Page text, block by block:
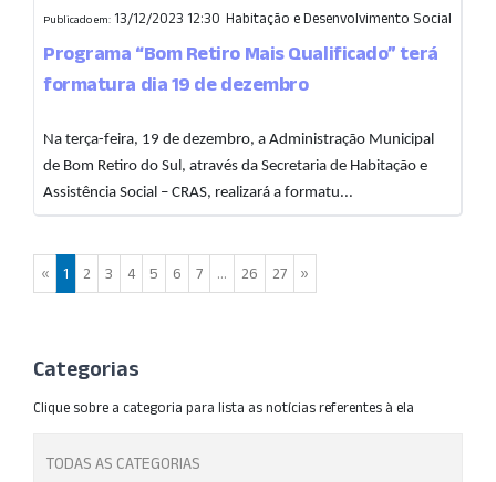
Publicado em: 13/12/2023 12:30 Habitação e Desenvolvimento Social
Programa “Bom Retiro Mais Qualificado” terá
formatura dia 19 de dezembro
Na terça-feira, 19 de dezembro, a Administração Municipal
de Bom Retiro do Sul, através da Secretaria de Habitação e
Assistência Social – CRAS, realizará a formatu...
« 1 2 3 4 5 6 7 ... 26 27 »
Categorias
Clique sobre a categoria para lista as notícias referentes à ela
TODAS AS CATEGORIAS